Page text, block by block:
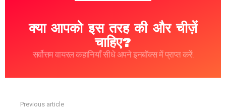
क्या आपको इस तरह की और चीज़ें
चाहिए?
सर्वोत्तम वायरल कहानियाँ सीधे अपने इनबॉक्स में प्राप्त करें!
Previous article